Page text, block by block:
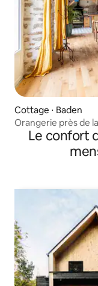
Cottage ⋅ Baden
Orangerie près de
Le confort